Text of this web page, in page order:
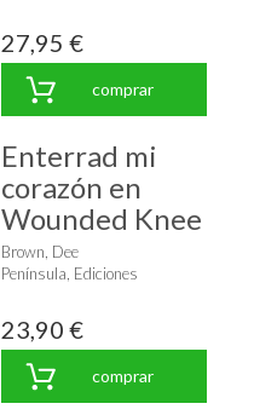
27,95 €
comprar
Enterrad mi
corazón en
Wounded Knee
Brown, Dee
Península, Ediciones
23,90 €
comprar